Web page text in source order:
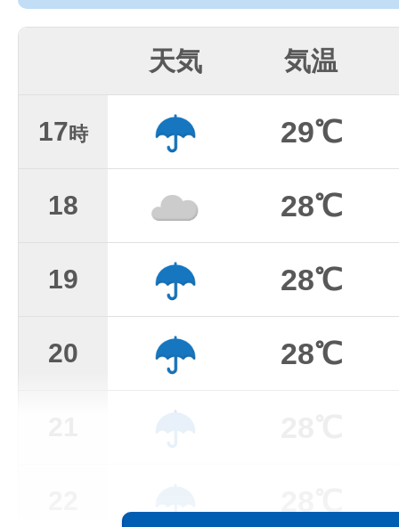
天気 気温
17時 29℃
18 28℃
19 28℃
20 28℃